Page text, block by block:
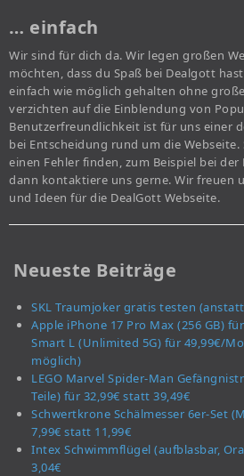
… einfach
Wir sind für dich da. Wir legen großen
möchten, dass du Spaß bei Dealgott
einfach wie möglich gehalten ohne
verzichten auf die Einblendung von
Benutzerfreundlichkeit ist für uns einer
bei Entscheidung rund um die
einen Fehler finden, zum Beispiel bei der
dann kontaktiere uns gerne. Wir freuen
und Ideen für die DealGott Webseite.
Neueste Beiträge
SKL Traumjoker gratis testen
Apple iPhone 17 Pro Max (256 GB)
Smart L (Unlimited 5G) für 49,99€/
möglich)
LEGO Marvel Spider-Man
Teile) für 32,99€ statt 39,49€
Schwertkrone Schälmesser 6er-Set
7,99€ statt 11,99€
Intex Schwimmflügel (aufblasbar,
3,04€